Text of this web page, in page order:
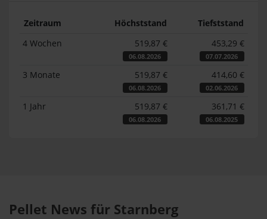
Zeitraum Höchststand
Tiefststand
4 Wochen
519,87 €
06.08.2026
453,29 €
07.07.2026
3 Monate 519,87 €
06.08.2026
414,60 €
02.06.2026
1 Jahr 519,87 €
06.08.2026
361,71 €
06.08.2025
Pellet News für Starnberg